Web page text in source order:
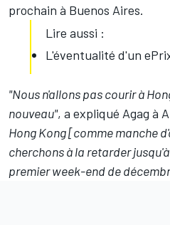
prochain à Buenos Aires.
Lire aussi :
L'éventualité d'un
"Nous n'allons pas courir à
nouveau", a expliqué Agag à
Hong Kong [comme manche
cherchons à la retarder
premier week-end de